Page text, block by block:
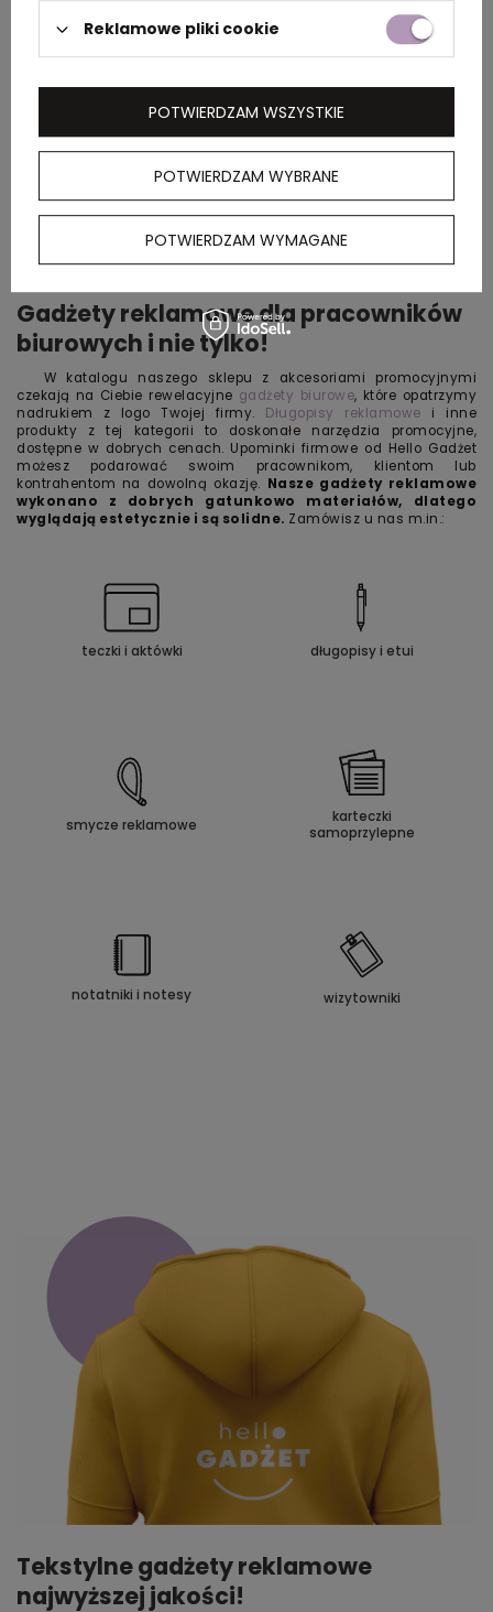
Gadżety reklamowe dla pracowników
biurowych i nie tylko!
W katalogu naszego sklepu z akcesoriami promocyjnymi
czekają na Ciebie rewelacyjne gadżety biurowe, które opatrzymy
nadrukiem z logo Twojej firmy. Długopisy reklamowe i inne
produkty z tej kategorii to doskonałe narzędzia promocyjne,
dostępne w dobrych cenach. Upominki firmowe od Hello Gadżet
możesz podarować swoim pracownikom, klientom lub
kontrahentom na dowolną okazję. Nasze gadżety reklamowe
wykonano z dobrych gatunkowo materiałów, dlatego
wyglądają estetycznie i są solidne. Zamówisz u nas m.in.:
teczki i aktówki długopisy i etui
smycze reklamowe
karteczki
samoprzylepne
notatniki i notesy wizytowniki
Tekstylne gadżety reklamowe
najwyższej jakości!
Reklamowe pliki cookie
POTWIERDZAM WYBRANE
POTWIERDZAM WYMAGANE
POTWIERDZAM WSZYSTKIE